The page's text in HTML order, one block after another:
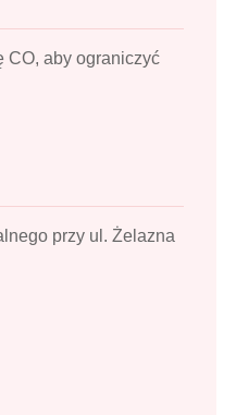
CO, aby ograniczyć
przy ul. Żelazna